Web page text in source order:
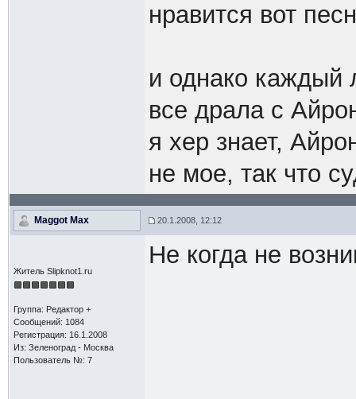
нравится вот
и однако каждый
все драла с
я хер знает,
не мое, так что
Maggot Max 20.1.2008, 12:12
Житель Slipknot1.ru
Группа: Редактор +
Сообщений: 1084
Регистрация: 16.1.2008
Из: Зеленоград - Москва
Пользователь №: 7
Не когда не